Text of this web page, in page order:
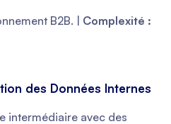
B2B. | Complexité :
des Données Internes
intermédiaire avec des